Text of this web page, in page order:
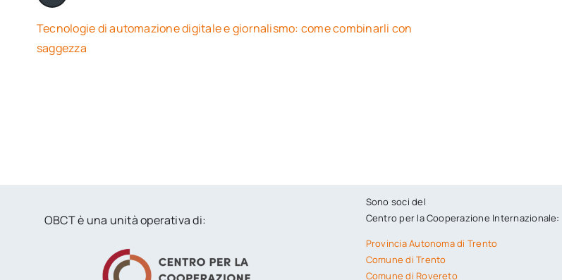
Tecnologie di automazione digitale e giornalismo: come combinarli con
saggezza
OBCT è una unità operativa di:
Sono soci del
Centro per la Cooperazione Internazionale:
Provincia Autonoma di Trento
Comune di Trento
Comune di Rovereto